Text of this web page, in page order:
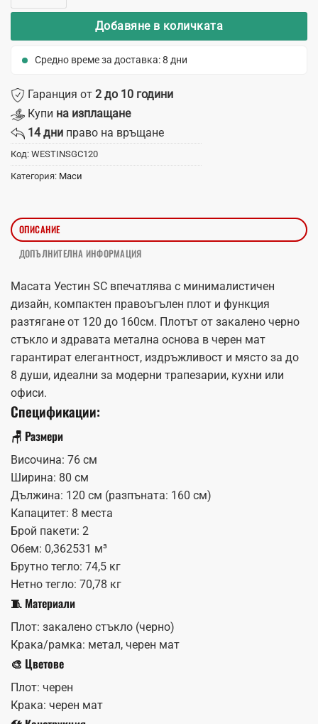
Добавяне в количката
Средно време за доставка: 8 дни
Гаранция от 2 до 10 години
Купи на изплащане
14 дни право на връщане
Код: WESTINSGC120
Категория: Маси
ОПИСАНИЕ
ДОПЪЛНИТЕЛНА ИНФОРМАЦИЯ
Масата Уестин SC впечатлява с минималистичен
дизайн, компактен правоъгълен плот и функция
разтягане от 120 до 160см. Плотът от закалено черно
стъкло и здравата метална основа в черен мат
гарантират елегантност, издръжливост и място за до
8 души, идеални за модерни трапезарии, кухни или
офиси.
Спецификации:
🪑 Размери
Височина: 76 см
Ширина: 80 см
Дължина: 120 см (разпъната: 160 см)
Капацитет: 8 места
Брой пакети: 2
Обем: 0,362531 м³
Брутно тегло: 74,5 кг
Нетно тегло: 70,78 кг
🧵 Материали
Плот: закалено стъкло (черно)
Крака/рамка: метал, черен мат
🎨 Цветове
Плот: черен
Крака: черен мат